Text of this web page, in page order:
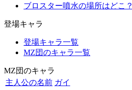
ブロスター噴水の場所はどこ？
登場キャラ
登場キャラ一覧
MZ団のキャラ一覧
MZ団のキャラ
主人公の名前 ガイ